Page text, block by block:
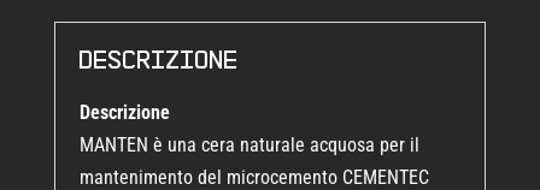
Descrizione
Descrizione
MANTEN è una cera naturale acquosa per il
mantenimento del microcemento CEMENTEC